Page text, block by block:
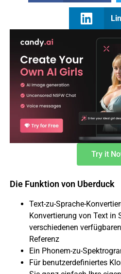
Try it
Die Funktion von Uberduck
Text-zu-Sprache-
Konvertierung von Text in
verschiedenen
Referenz
Ein Phonem-zu-
Für benutzerdefiniertes